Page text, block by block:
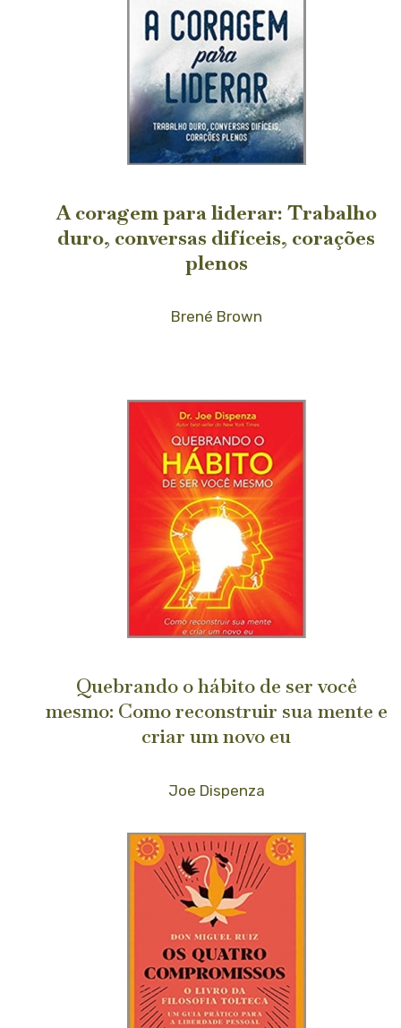
A coragem para liderar: Trabalho
duro, conversas difíceis, corações
plenos
Brené Brown
Quebrando o hábito de ser você
mesmo: Como reconstruir sua mente e
criar um novo eu
Joe Dispenza